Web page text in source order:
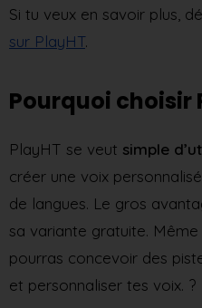
Si tu veux en savoir plus,
sur PlayHT.
Pourquoi choisir
PlayHT se veut simple
créer une voix
de langues. Le gros
sa variante gratuite.
pourras concevoir des
et personnaliser tes voix. ?